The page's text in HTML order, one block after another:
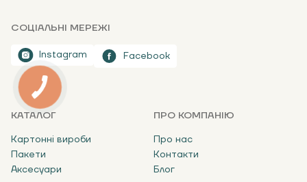
СОЦІАЛЬНІ МЕРЕЖІ
Instagram Facebook
КАТАЛОГ
Картонні вироби
Пакети
Аксесуари
ПРО КОМПАНІЮ
Про нас
Контакти
Блог